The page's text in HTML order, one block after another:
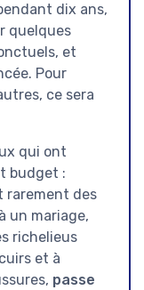
dix ans,
quelques
et
Pour
ce sera
qui ont
budget :
rarement des
un mariage,
richelieus
et à
passe